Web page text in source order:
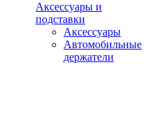
Аксессуары и
подставки
Аксессуары
Автомобильные
держатели